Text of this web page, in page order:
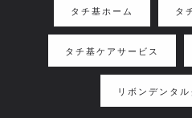
タチ基ホーム タ
タチ基ケアサービス
リボンデンタ